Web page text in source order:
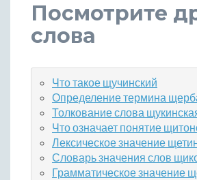
Посмотрите
слова
Что такое щучинский
Определение термина
Толкование слова
Что означает понятие
Лексическое значение
Словарь значения слов
Грамматическое значение